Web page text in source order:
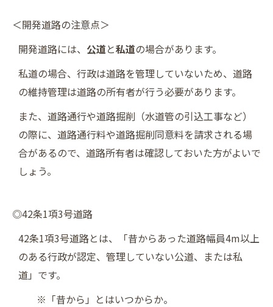
＜開発道路の注意点＞
開発道路には、 公道と私道の場合があります。
私道の場合、行政は道路を管理していないため、道路
の維持管理は道路の所有者が行う必要があります。
また、道路通行や道路掘削（水道管の引込工事など）
の際に、道路通行料や道路掘削同意料を請求される場
合があるので、道路所有者は確認しておいた方がよいで
しょう。
◎42条1項3号道路
42条1項3号道路とは、「昔からあった道路幅員4m以上
のある行政が認定、管理していない公道、または私
道」です。
※「昔から」とはいつからか。